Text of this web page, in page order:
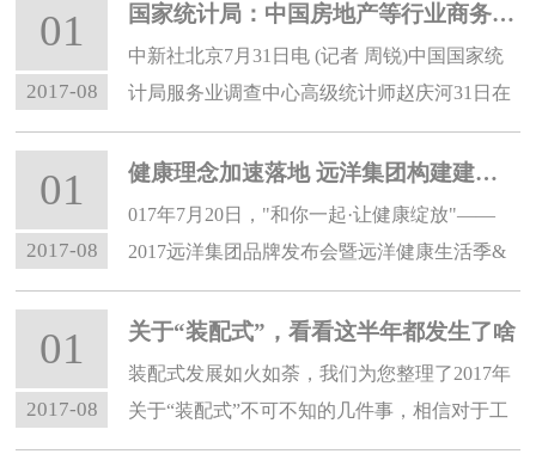
01
2017-08
国家统计局：中国房地产等行业商务活动业务总量回落
中新社北京7月31日电 (记者 周锐)中国国家统
计局服务业调查中心高级统计师赵庆河31日在
京表示，7月份，中国道路运输、房地产、居
民服务及修理等行业商务活动指数位于收缩区
间，业务总量有所回落。
01
2017-08
健康理念加速落地 远洋集团构建建筑健康生态圈
017年7月20日，"和你一起·让健康绽放"——
2017远洋集团品牌发布会暨远洋健康生活季&
远洋益跑启动活动在北京远洋盈创健康产业园
举办。
01
2017-08
关于“装配式”，看看这半年都发生了啥
装配式发展如火如荼，我们为您整理了2017年
关于“装配式”不可不知的几件事，相信对于工
程建设有一定的帮助，一起来看吧。